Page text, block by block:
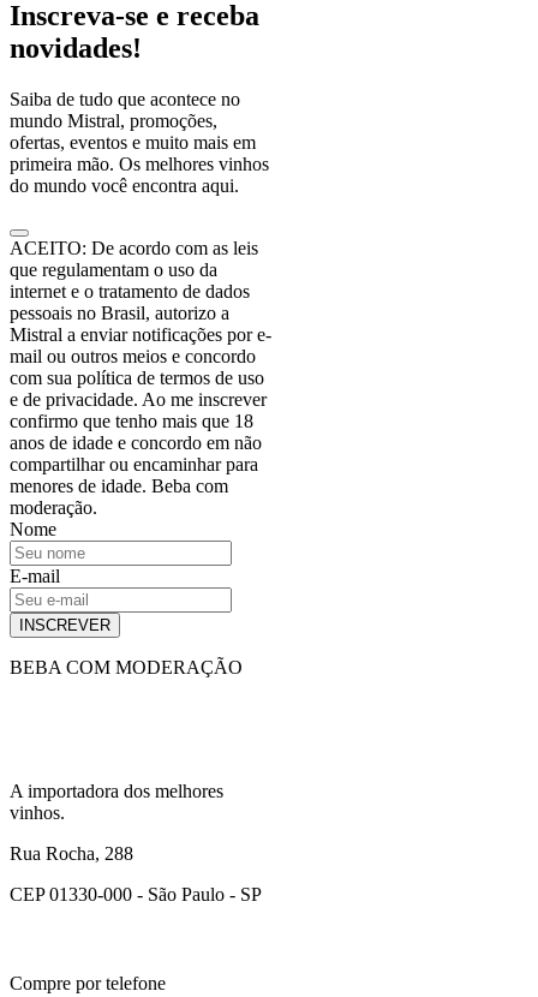
Inscreva-se e receba
novidades!
Saiba de tudo que acontece no
mundo Mistral, promoções,
ofertas, eventos e muito mais em
primeira mão. Os melhores vinhos
do mundo você encontra aqui.
ACEITO: De acordo com as leis
que regulamentam o uso da
internet e o tratamento de dados
pessoais no Brasil, autorizo a
Mistral a enviar notificações por e-
mail ou outros meios e concordo
com sua política de termos de uso
e de privacidade. Ao me inscrever
confirmo que tenho mais que 18
anos de idade e concordo em não
compartilhar ou encaminhar para
menores de idade. Beba com
moderação.
Nome
E-mail
INSCREVER
BEBA COM MODERAÇÃO
A importadora dos melhores
vinhos.
Rua Rocha, 288
CEP 01330-000 - São Paulo - SP
Compre por telefone